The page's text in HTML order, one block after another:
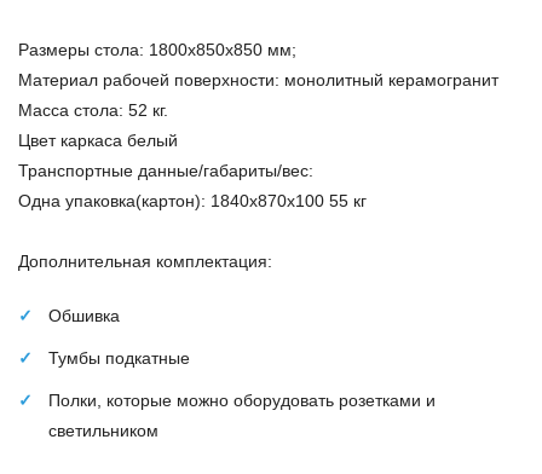
Размеры стола: 1800х850х850 мм;
Материал рабочей поверхности: монолитный керамогранит
Масса стола: 52 кг.
Цвет каркаса белый
Транспортные данные/габариты/вес:
Одна упаковка(картон): 1840х870х100 55 кг
Дополнительная комплектация:
Обшивка
Тумбы подкатные
Полки, которые можно оборудовать розетками и
светильником